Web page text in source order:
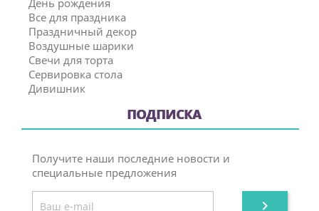
День рождения
Все для праздника
Праздничный декор
Воздушные шарики
Свечи для торта
Сервировка стола
Дивишник
ПОДПИСКА
Получите наши последние новости и
специальные предложения
